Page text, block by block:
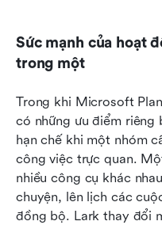
Sức mạnh của hoạt
trong một
Trong khi Microsoft
có những ưu điểm riêng
hạn chế khi một nhóm
công việc trực quan.
nhiều công cụ khác
chuyện, lên lịch các
đồng bộ. Lark thay đổi